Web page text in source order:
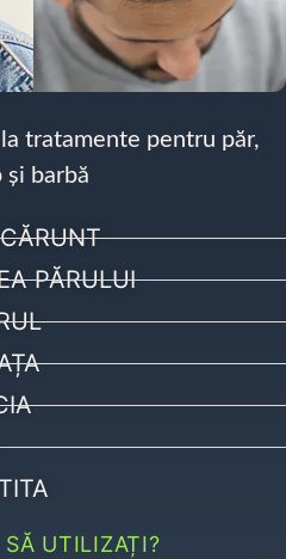
tratamente pentru păr,
și barbă
PĂRULUI
SĂ UTILIZAȚI?